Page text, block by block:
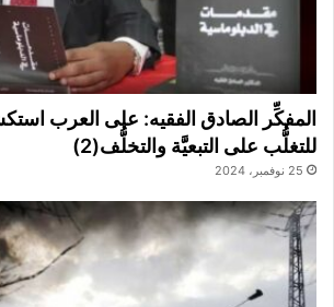
المفكِّر الصادق الفقيه: على العرب
للتغلُّب على التبعيَّة والتخلُّف(2)
25 نوفمبر، 2024